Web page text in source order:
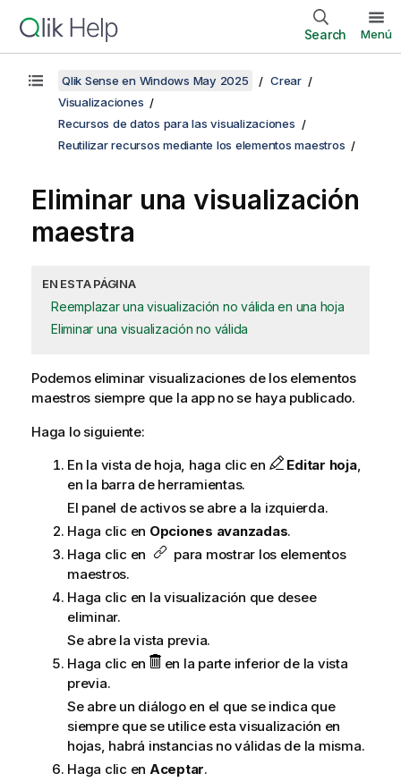
Search Menú
Qlik Sense en Windows May 2025
Crear
Visualizaciones
Recursos de datos para las visualizaciones
Reutilizar recursos mediante los elementos maestros
Eliminar una visualización
maestra
EN ESTA PÁGINA
Reemplazar una visualización no válida en una hoja
Eliminar una visualización no válida
Podemos eliminar visualizaciones de los elementos
maestros siempre que la app no se haya publicado.
Haga lo siguiente:
En la vista de hoja, haga clic en
Editar hoja,
en la barra de herramientas.
El panel de activos se abre a la izquierda.
Haga clic en Opciones avanzadas.
Haga clic en
para mostrar los elementos
maestros.
Haga clic en la visualización que desee
eliminar.
Se abre la vista previa.
Haga clic en
en la parte inferior de la vista
previa.
Se abre un diálogo en el que se indica que
siempre que se utilice esta visualización en
hojas, habrá instancias no válidas de la misma.
Haga clic en Aceptar.